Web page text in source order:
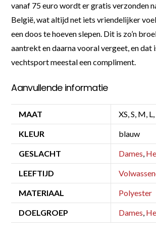
vanaf 75 euro wordt er gratis verzonden
België, wat altijd net iets vriendelijker
een doos te hoeven slepen. Dit is zo’n
aantrekt en daarna vooral vergeet, en dat
vechtsport meestal een compliment.
Aanvullende informatie
MAAT XS, S, M,
KLEUR blauw
GESLACHT Dames,
LEEFTIJD
MATERIAAL Polyester
DOELGROEP Dames,